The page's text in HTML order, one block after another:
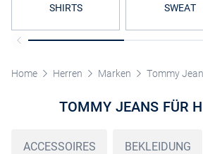
SHIRTS SWEAT
Home Herren Marken Tommy
TOMMY JEANS FÜR
ACCESSOIRES BEKLEIDUNG